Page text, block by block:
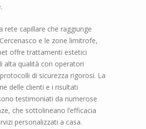
rete capillare che raggiunge
e le zone limitrofe,
offre trattamenti estetici
alta qualità con operatori
di sicurezza rigorosi. La
delle clienti e i risultati
testimoniati da numerose
che sottolineano l’efficacia
personalizzati a casa.